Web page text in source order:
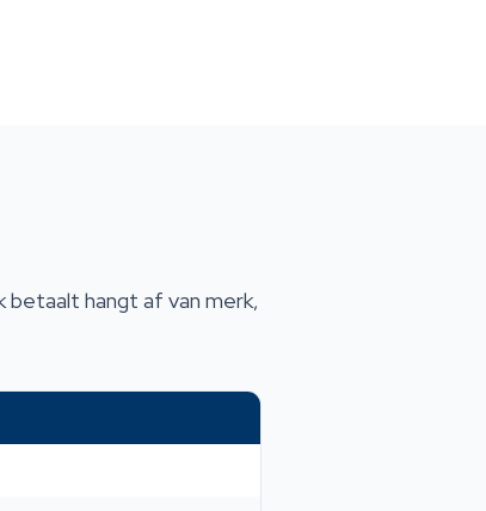
betaalt hangt af van merk,